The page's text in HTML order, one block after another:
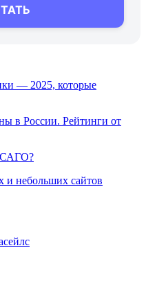
— 2025, которые
в России. Рейтинги от